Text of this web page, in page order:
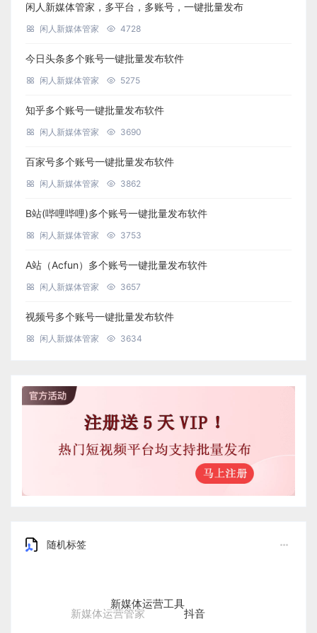
闲人新媒体管家，多平台，多账号，一键批量发布
闲人新媒体管家 4728
今日头条多个账号一键批量发布软件
闲人新媒体管家 5275
知乎多个账号一键批量发布软件
闲人新媒体管家 3690
百家号多个账号一键批量发布软件
闲人新媒体管家 3862
B站(哔哩哔哩)多个账号一键批量发布软件
闲人新媒体管家 3753
A站（Acfun）多个账号一键批量发布软件
闲人新媒体管家 3657
视频号多个账号一键批量发布软件
闲人新媒体管家 3634
随机标签
新媒体运营管家
新媒体运营工具
抖音